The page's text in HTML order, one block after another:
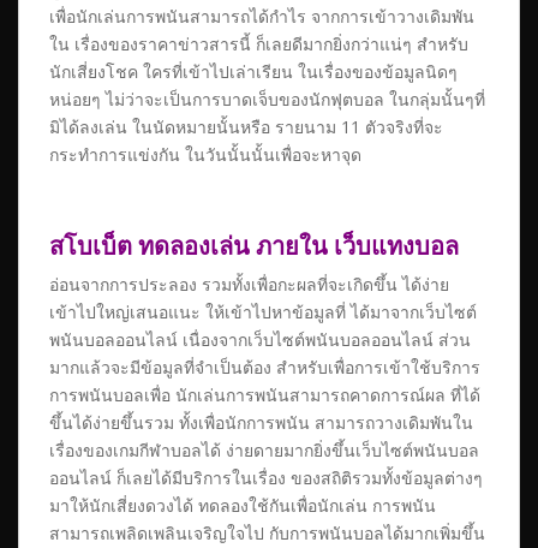
เพื่อนักเล่นการพนันสามารถได้กำไร จากการเข้าวางเดิมพัน
ใน เรื่องของราคาข่าวสารนี้ ก็เลยดีมากยิ่งกว่าแน่ๆ สำหรับ
นักเสี่ยงโชค ใครที่เข้าไปเล่าเรียน ในเรื่องของข้อมูลนิดๆ
หน่อยๆ ไม่ว่าจะเป็นการบาดเจ็บของนักฟุตบอล ในกลุ่มนั้นๆที่
มิได้ลงเล่น ในนัดหมายนั้นหรือ รายนาม 11 ตัวจริงที่จะ
กระทำการแข่งกัน ในวันนั้นนั้นเพื่อจะหาจุด
สโบเบ็ต ทดลองเล่น ภายใน เว็บแทงบอล
อ่อนจากการประลอง รวมทั้งเพื่อกะผลที่จะเกิดขึ้น ได้ง่าย
เข้าไปใหญ่เสนอแนะ ให้เข้าไปหาข้อมูลที่ ได้มาจากเว็บไซต์
พนันบอลออนไลน์ เนื่องจากเว็บไซต์พนันบอลออนไลน์ ส่วน
มากแล้วจะมีข้อมูลที่จำเป็นต้อง สำหรับเพื่อการเข้าใช้บริการ
การพนันบอลเพื่อ นักเล่นการพนันสามารถคาดการณ์ผล ที่ได้
ขึ้นได้ง่ายขึ้นรวม ทั้งเพื่อนักการพนัน สามารถวางเดิมพันใน
เรื่องของเกมกีฬาบอลได้ ง่ายดายมากยิ่งขึ้นเว็บไซต์พนันบอล
ออนไลน์ ก็เลยได้มีบริการในเรื่อง ของสถิติรวมทั้งข้อมูลต่างๆ
มาให้นักเสี่ยงดวงได้ ทดลองใช้กันเพื่อนักเล่น การพนัน
สามารถเพลิดเพลินเจริญใจไป กับการพนันบอลได้มากเพิ่มขึ้น